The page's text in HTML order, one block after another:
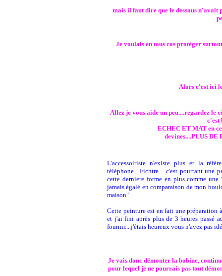
mais il faut dire que le dessous n'avait
Je voulais en tous cas protéger
Alors c'est ici
Allez je vous aide un peu....regardez le
c'est
ECHEC ET MAT en
devines....PLUS DE
L'accessoiriste n'existe plus et la
téléphone....Fichtre.....c'est pourtant une
cette dernière forme en plus comme
jamais égalé en comparaison de mon
maison"
Cette peinture est en fait une préparation
et j'ai fini après plus de 3 heures passé
fournir....j'étais heureux vous n'avez pas
Je vais donc démonter la bobine,
pour lequel je ne pourrais pas tout